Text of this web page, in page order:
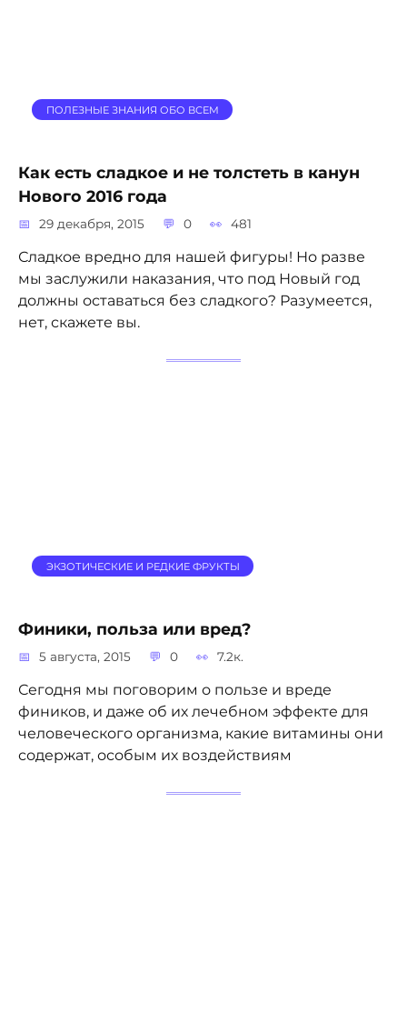
ПОЛЕЗНЫЕ ЗНАНИЯ ОБО ВСЕМ
Как есть сладкое и не толстеть в канун
Нового 2016 года
29 декабря, 2015 0 481
Сладкое вредно для нашей фигуры! Но разве
мы заслужили наказания, что под Новый год
должны оставаться без сладкого? Разумеется,
нет, скажете вы.
ЭКЗОТИЧЕСКИЕ И РЕДКИЕ ФРУКТЫ
Финики, польза или вред?
5 августа, 2015 0 7.2к.
Сегодня мы поговорим о пользе и вреде
фиников, и даже об их лечебном эффекте для
человеческого организма, какие витамины они
содержат, особым их воздействиям